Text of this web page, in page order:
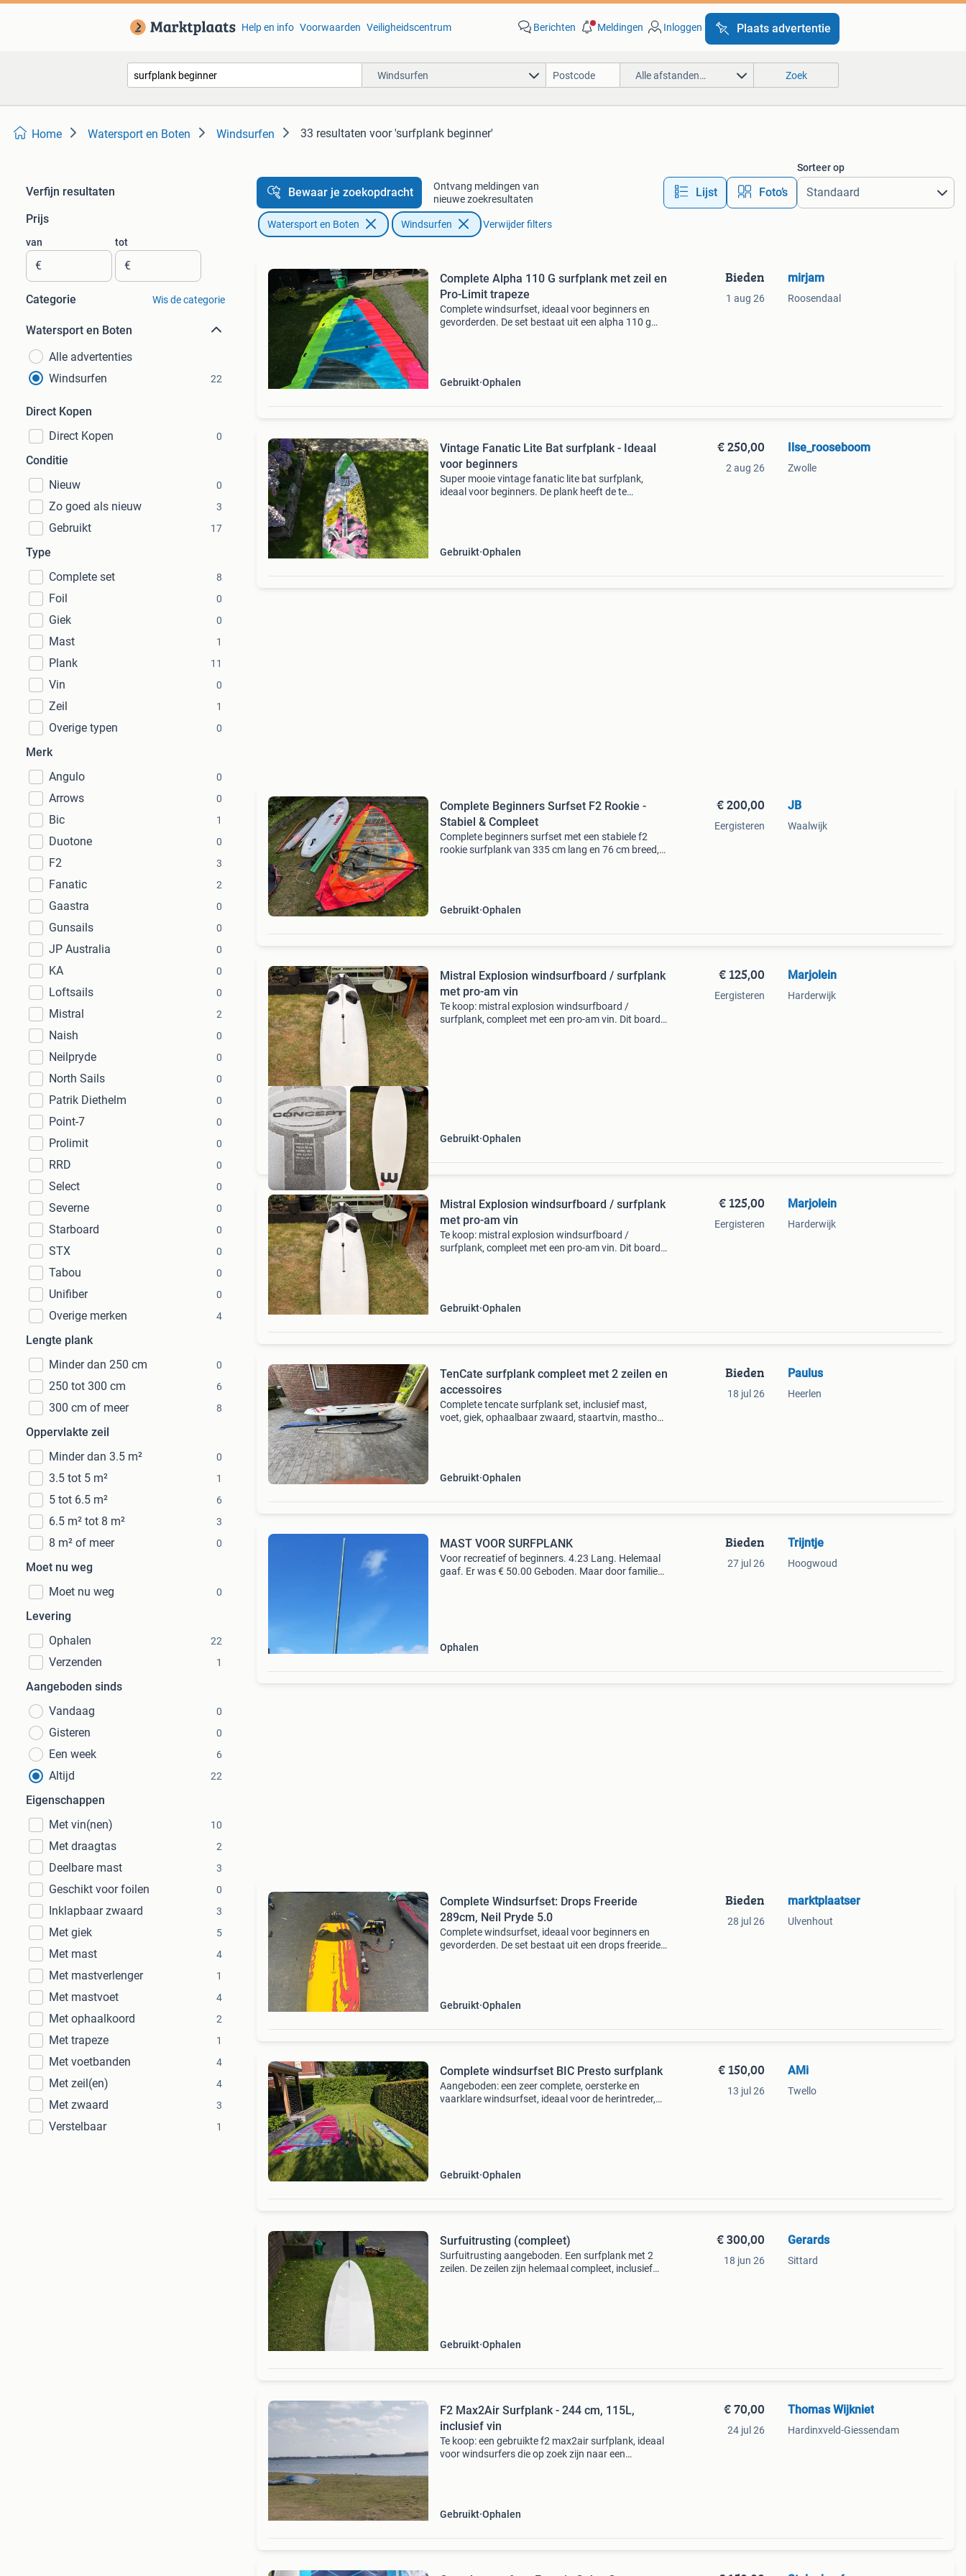
Help en info Voorwaarden Veiligheidscentrum Berichten Meldingen Inloggen Plaats advertentie
Windsurfen Alle afstanden… Zoek
Home Watersport en Boten Windsurfen 33 resultaten voor 'surfplank beginner'
Verfijn resultaten
Prijs
van
€
tot
€
Categorie Wis de categorie
Watersport en Boten
Alle advertenties
Windsurfen
22
Direct Kopen
Direct Kopen
0
Conditie
Nieuw
0
Zo goed als nieuw 3
Gebruikt 17
Type
Complete set
8
Foil 0
Giek 0
Mast 1
Plank 11
Vin 0
Zeil 1
Overige typen 0
Merk
Angulo
0
Arrows 0
Bic 1
Duotone 0
F2 3
Fanatic 2
Gaastra 0
Gunsails 0
JP Australia 0
KA 0
Loftsails 0
Mistral 2
Naish 0
Neilpryde 0
North Sails 0
Patrik Diethelm 0
Point-7 0
Prolimit 0
RRD 0
Select 0
Severne 0
Starboard 0
STX 0
Tabou 0
Unifiber 0
Overige merken 4
Lengte plank
Minder dan 250 cm
0
250 tot 300 cm 6
300 cm of meer 8
Oppervlakte zeil
Minder dan 3.5 m²
0
3.5 tot 5 m² 1
5 tot 6.5 m² 6
6.5 m² tot 8 m² 3
8 m² of meer 0
Moet nu weg
Moet nu weg
0
Levering
Ophalen
22
Verzenden 1
Aangeboden sinds
Vandaag
0
Gisteren 0
Een week 6
Altijd 22
Eigenschappen
Met vin(nen)
10
Met draagtas 2
Deelbare mast 3
Geschikt voor foilen 0
Inklapbaar zwaard 3
Met giek 5
Met mast 4
Met mastverlenger 1
Met mastvoet 4
Met ophaalkoord 2
Met trapeze 1
Met voetbanden 4
Met zeil(en) 4
Met zwaard 3
Verstelbaar 1
Bewaar je zoekopdracht
Ontvang meldingen van
nieuwe zoekresultaten
Lijst Foto’s
Sorteer op
Watersport en Boten Windsurfen Verwijder filters
Complete Alpha 110 G surfplank met zeil en
Pro-Limit trapeze
Complete windsurfset, ideaal voor beginners en
gevorderden. De set bestaat uit een alpha 110 g
Gebruikt Ophalen
Bieden
1 aug 26
mirjam
Roosendaal
Vintage Fanatic Lite Bat surfplank - Ideaal
voor beginners
Super mooie vintage fanatic lite bat surfplank,
ideaal voor beginners. De plank heeft de te
Gebruikt Ophalen
€ 250,00
2 aug 26
Ilse_rooseboom
Zwolle
Complete Beginners Surfset F2 Rookie -
Stabiel & Compleet
Complete beginners surfset met een stabiele f2
rookie surfplank van 335 cm lang en 76 cm breed,
Gebruikt Ophalen
€ 200,00
Eergisteren
JB
Waalwijk
Mistral Explosion windsurfboard / surfplank
met pro-am vin
Te koop: mistral explosion windsurfboard /
surfplank, compleet met een pro-am vin. Dit board
Gebruikt Ophalen
€ 125,00
Eergisteren
Marjolein
Harderwijk
Mistral Explosion windsurfboard / surfplank
met pro-am vin
Te koop: mistral explosion windsurfboard /
surfplank, compleet met een pro-am vin. Dit board
Gebruikt Ophalen
€ 125,00
Eergisteren
Marjolein
Harderwijk
TenCate surfplank compleet met 2 zeilen en
accessoires
Complete tencate surfplank set, inclusief mast,
voet, giek, ophaalbaar zwaard, staartvin, masthoes
Gebruikt Ophalen
Bieden
18 jul 26
Paulus
Heerlen
MAST VOOR SURFPLANK
Voor recreatief of beginners. 4.23 Lang. Helemaal
gaaf. Er was € 50.00 Geboden. Maar door familie
Ophalen
Bieden
27 jul 26
Trijntje
Hoogwoud
Complete Windsurfset: Drops Freeride
289cm, Neil Pryde 5.0
Complete windsurfset, ideaal voor beginners en
gevorderden. De set bestaat uit een drops freeride
Gebruikt Ophalen
Bieden
28 jul 26
marktplaatser
Ulvenhout
Complete windsurfset BIC Presto surfplank
Aangeboden: een zeer complete, oersterke en
vaarklare windsurfset, ideaal voor de herintreder,
Gebruikt Ophalen
€ 150,00
13 jul 26
AMi
Twello
Surfuitrusting (compleet)
Surfuitrusting aangeboden. Een surfplank met 2
zeilen. De zeilen zijn helemaal compleet, inclusief
Gebruikt Ophalen
€ 300,00
18 jun 26
Gerards
Sittard
F2 Max2Air Surfplank - 244 cm, 115L,
inclusief vin
Te koop: een gebruikte f2 max2air surfplank, ideaal
voor windsurfers die op zoek zijn naar een
Gebruikt Ophalen
€ 70,00
24 jul 26
Thomas Wijkniet
Hardinxveld-Giessendam